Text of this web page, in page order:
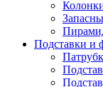
Подставки и